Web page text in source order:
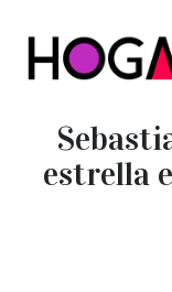
estrella